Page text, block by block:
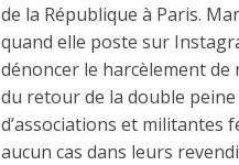
de la République à Paris.
quand elle poste sur
dénoncer le harcèlement de
du retour de la double
d’associations et militantes
aucun cas dans leurs